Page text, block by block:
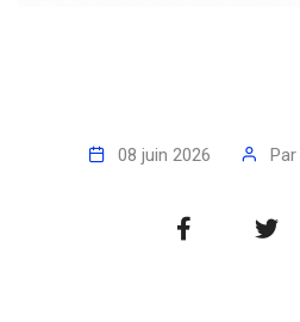
08 juin 2026 Par